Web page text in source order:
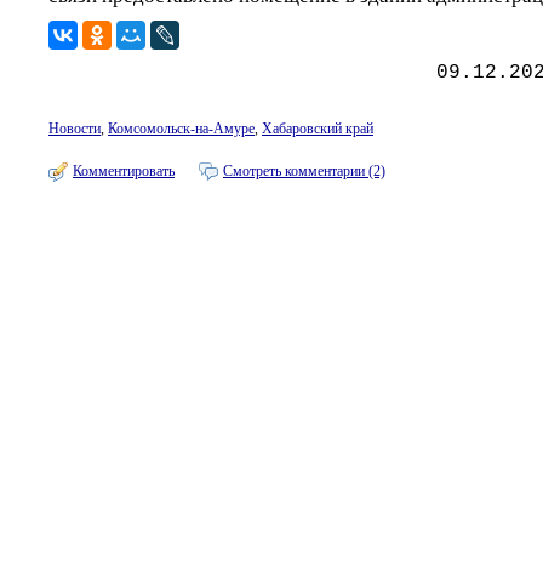
Новости, Комсомольск-на-Амуре, Хабаровский край
Комментировать Смотреть комментарии (2)